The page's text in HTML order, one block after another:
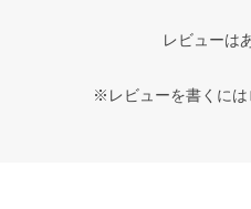
レビューは
※レビューを書くには